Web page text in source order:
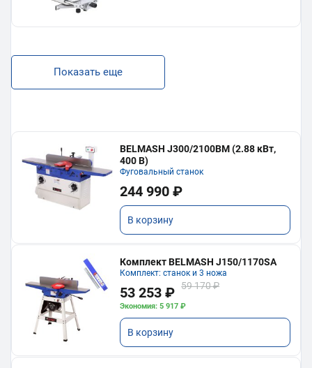
Показать еще
BELMASH J300/2100ВМ (2.88 кВт,
400 В)
Фуговальный станок
244 990 ₽
В корзину
Комплект BELMASH J150/1170SA
Комплект: станок и 3 ножа
53 253 ₽ 59 170 ₽
Экономия: 5 917 ₽
В корзину